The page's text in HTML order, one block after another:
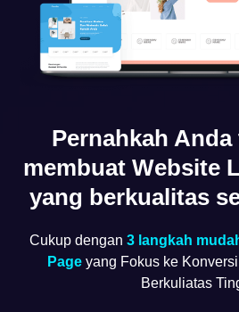
Pernahkah
membuat Website
yang berkualitas
Cukup dengan 3 langkah
Page yang Fokus ke
Berkuliatas